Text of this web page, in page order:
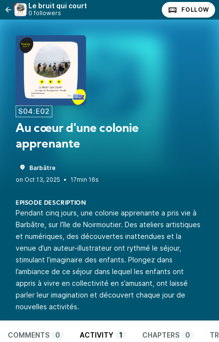
Le bruit qui court
0 followers FOLLOW
S04:E02
Au cœur d'une colonie
apprenante
Barbâtre
•
17min 16s
EPISODE DESCRIPTION
Pendant cinq jours, une colonie apprenante a pris vie à
Barbâtre, sur l’île de Noirmoutier. Des ateliers artistiques
et numériques, des découvertes inattendues et la
venue d’un auteur-illustrateur ont rythmé le séjour,
stimulant l’imaginaire des enfants. Plongez dans
l’ambiance de ce séjour dans lequel les enfants ont
appris à vivre en collectivité en s’amusant, ont laissé
parler leur imagination et découvert chaque jour de
nouvelles activités.
COMMENTS 0 ACTIVITY 1 CHAPTERS 0